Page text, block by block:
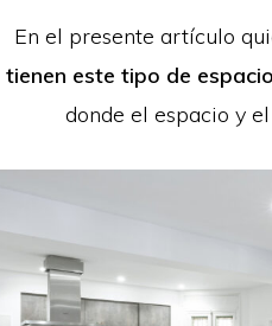
En el presente artículo
tienen este tipo de
donde el espacio y